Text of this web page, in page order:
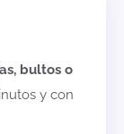
bultos o
y con